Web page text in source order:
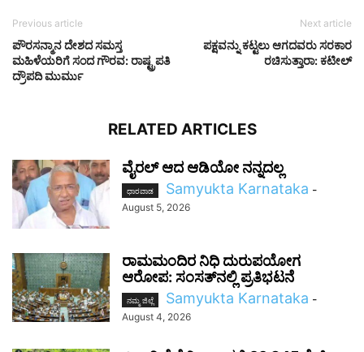
Previous article
ಪೌರಸನ್ಮಾನ ದೇಶದ ಸಮಸ್ತ
ಮಹಿಳೆಯರಿಗೆ ಸಂದ ಗೌರವ: ರಾಷ್ಟ್ರಪತಿ
ದ್ರೌಪದಿ ಮುರ್ಮು
Next article
ಪಕ್ಷವನ್ನು ಕಟ್ಟಲು ಆಗದವರು ಸರಕಾರ
ರಚಿಸುತ್ತಾರಾ: ಕಟೀಲ್
RELATED ARTICLES
ವೈರಲ್ ಆದ ಆಡಿಯೋ ನನ್ನದಲ್ಲ
ಧಾರವಾಡ Samyukta Karnataka -
August 5, 2026
ರಾಮಮಂದಿರ ನಿಧಿ ದುರುಪಯೋಗ
ಆರೋಪ: ಸಂಸತ್‌ನಲ್ಲಿ ಪ್ರತಿಭಟನೆ
ನಮ್ಮ ಜಿಲ್ಲೆ Samyukta Karnataka -
August 4, 2026